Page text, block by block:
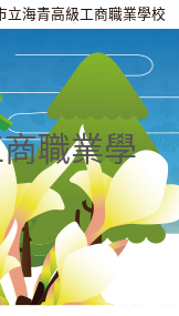
立海青高級工商職業學校
職業學